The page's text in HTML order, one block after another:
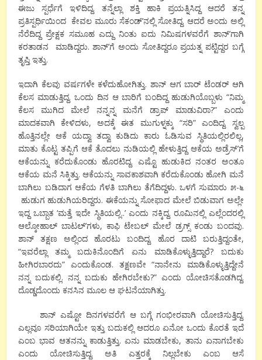
ಈಜು ಸ್ಪರ್ಧೆಗೆ ಇಳಿದಿದ್ದ. ತನ್ನೆಲ್ಲಾ ಶಕ್ತಿ ಹಾಕಿ ಪ್ರಯತ್ನಿಸಿದ್ದ ಆದರೆ ತನ್ನ
ಪ್ರತಿಸ್ಪರ್ಧಿಯಿಂದ ಕೇವಲ ಮೂರು ಸೆಕಂಡ್’ನಲ್ಲಿ ಸೋತಿದ್ದ. ಆದರೆ ಅಂದು ಅಲ್ಲಿ
ನೆರೆದಿದ್ದ ಪ್ರೇಕ್ಷಕ ಸಮೂಹ ಎದ್ದು ನಿಂತು ಐದು ನಿಮಿಷಗಳವರೆಗೆ ಶಾನ್’ಗಾಗಿ
ಕರತಾಡನ ಮಾಡಿದ್ದರು. ಶಾನ್’ಗೆ ಅಂದು ಸೋತಿದ್ದರೂ ಪ್ರಯತ್ನ ಪಟ್ಟಿದ್ದರ ಬಗ್ಗೆ
ತೃಪ್ತಿ ಇತ್ತು.
ಇದಾಗಿ ಕೆಲವು ವರ್ಷಗಳೇ ಕಳೆದುಹೋಗಿತ್ತು. ಶಾನ್ ಆಗ ಬಾರ್ ಟೆಂಡರ್ ಆಗಿ
ಕೆಲಸ ಮಾಡುತ್ತಿದ್ದ. ಒಂದು ದಿನ ಆ ಬಾರಿಗೆ ಬಂದಿದ್ದ ಹುಡುಗಿಯೊಬ್ಬಳು “ನಿಮ್ಮ
ಕೆಲಸ ಮುಗಿದ ಮೇಲೆ ನನ್ನನ್ನ ಮನೆಗೆ ಡ್ರಾಪ್ ಮಾಡುವಿರಾ?” ಎಂದು
ಮಾದಕವಾಗಿ ಕೇಳಿದಳು, ಅದಕ್ಕೆ ಈತ ಮುಗುಳ್ನಕ್ಕು “ಸರಿ” ಎಂದಿದ್ದ. ಸ್ವಲ್ಪ
ಹೊತ್ತಿನಲ್ಲೇ ಆಕೆ ಯದ್ವಾ ತದ್ವಾ ಕುಡಿದು ಕಾರು ಓಡಿಸುವ ಸ್ಥಿತಿಯಲ್ಲಿರಲಿಲ್ಲ,
ಮಾತು ಕೊಟ್ಟ ತಪ್ಪಿಗೆ ಆಕೆ ತೊದಲು ನುಡಿಯಲ್ಲಿ ಹೇಳುತ್ತಿದ್ದ ಆಕೆಯ ಅಡ್ರೆಸ್’ಗೆ
ಆಕೆಯನ್ನು ಕರೆದುಕೊಂಡು ಹೊರಟಿದ್ದ. ಎಷ್ಟೊ ಹುಡುಕಿದ ನಂತರ ಅಂತೂ
ಆಕೆಯ ಮನೆ ಸಿಕ್ಕಿತ್ತು. ಆಕೆಯನ್ನು ಸಾವಕಾಶವಾಗಿ ಕರೆದುಕೊಂಡು ಹೋಗಿ ಮನೆ
ಬಾಗಿಲು ಬಡಿದಾಗ ಆಕೆಯ ಗೆಳತಿ ಬಾಗಿಲು ತೆಗೆದಿದ್ದಳು. ಒಳಗೆ ಸುಮಾರು ೫-೬
ಹುಡುಗ ಹುಡುಗಿಯರಿದ್ದರು. ಈಕೆಯನ್ನು ಸೋಫಾದ ಮೇಲೆ ಬಿಡುವಾಗ ಅಲ್ಲೇ
ಇದ್ದ ಒಬ್ಬಾತ ‘ಮತ್ತೆ ಇದೇ ಸ್ಥಿತಿಯಲ್ಲಿ..’ ಎಂದು ನಕ್ಕಿದ್ದ. ರೂಮಿನಲ್ಲಿ ಎಲ್ಲೆಂದರಲ್ಲಿ
ಆಲ್ಕೋಹಾಲ್ ಬಾಟಲ್’ಗಳು, ಕಾಫಿ ಟೇಬಲ್ ಮೇಲೆ ಡ್ರಗ್ಸ್ ಕಂಡು ಬಂದವು.
ಶಾನ್ ತಕ್ಷಣ ಅಲ್ಲಿಂದ ಹೊರಟು ಬಂದಿದ್ದ. ಹೊರ ದಾಟಿ ಬರುತ್ತಿದ್ದಂತೇ,
“ಇವರೆಲ್ಲಾ ತಮ್ಮ ಬದುಕಿನೊಂದಿಗೆ ಏನು ಮಾಡಿಕೊಳ್ಳುತ್ತಿದ್ದಾರೆ? ಬದುಕು
ಹೀಗಿರಬಾರದು” ಎಂದುಕೊಂಡ. ತಕ್ಷಣವೇ “ನಾನೇನು ಮಾಡಿಕೊಳ್ಳುತ್ತಿದ್ದೇನೆ
ನನ್ನ ಬದುಕಲ್ಲಿ. ನನ್ನ ಬದುಕು ಹೇಗಿರಬೇಕು?” ಎಂದು ಯೋಚಿಸತೊಡಗಿದ್ದ.
ದೊಡ್ಡದೊಂದು ಕನಸಿನ ಮೂಲ ಆ ಘಟನೆಯಾಗಿತ್ತು.
ಶಾನ್ ಎಷ್ಟೋ ದಿನಗಳವರೆಗೆ ಆ ಬಗ್ಗೆ ಗಂಭೀರವಾಗಿ ಯೋಚಿಸುತ್ತಿದ್ದ.
ಎಲ್ಲವೂ ಸರಿಯಾಗಿಯೇ ಇತ್ತು ಬದುಕಲ್ಲಿ ಆದರೂ ಏನೋ ಒಂದು ಕೊರತೆ ಇದೆ
ಎಂಬ ಭಾವ ಆತನನ್ನು ಕಾಡುತ್ತಿತ್ತು. ಏನು ಮಾಡಬೇಕು, ತಾನು ಏನಾಗಬೇಕು
ಎಂದು ಯೋಚಿಸುತ್ತಿದ್ದ. ಅತಿ ಎತ್ತರಕ್ಕೆ ನಿಲ್ಲಬೇಕು ಎಂಬ ಆಸೆ